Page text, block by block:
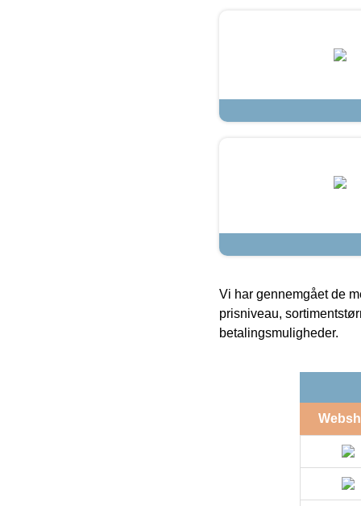
Vi har gennemgået de
prisniveau,
betalingsmuligheder.